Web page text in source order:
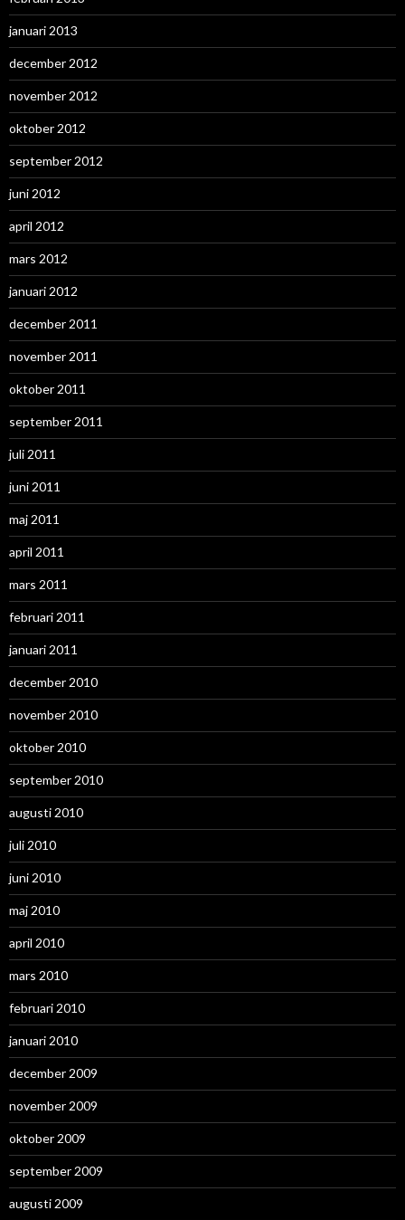
januari 2013
december 2012
november 2012
oktober 2012
september 2012
juni 2012
april 2012
mars 2012
januari 2012
december 2011
november 2011
oktober 2011
september 2011
juli 2011
juni 2011
maj 2011
april 2011
mars 2011
februari 2011
januari 2011
december 2010
november 2010
oktober 2010
september 2010
augusti 2010
juli 2010
juni 2010
maj 2010
april 2010
mars 2010
februari 2010
januari 2010
december 2009
november 2009
oktober 2009
september 2009
augusti 2009